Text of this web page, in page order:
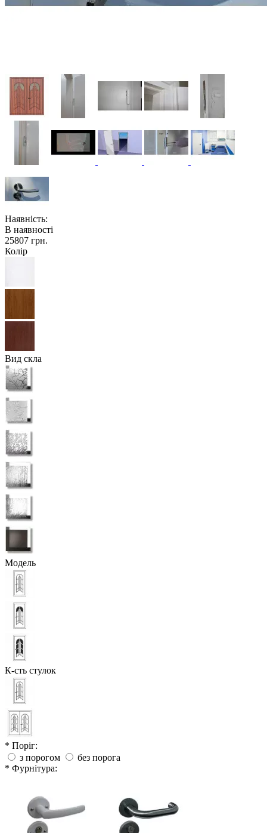
Наявність:
В наявності
25807 грн.
Колір
Вид скла
Модель
К-сть стулок
* Поріг:
з порогом
без порога
* Фурнітура: